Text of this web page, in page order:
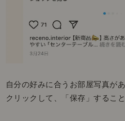
自分の好みに合うお部屋写真が
クリックして、「保存」するこ